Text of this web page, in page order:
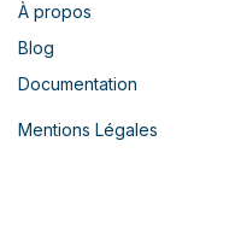
À propos
Blog
Documentation
Mentions Légales